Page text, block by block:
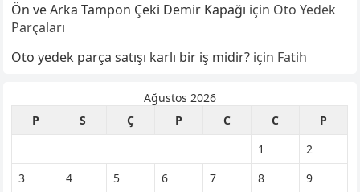
Ön ve Arka Tampon Çeki Demir Kapağı için Oto Yedek
Parçaları
Oto yedek parça satışı karlı bir iş midir? için Fatih
Ağustos 2026
P
S Ç P C C
P
1
2
3
4 5 6 7 8
9